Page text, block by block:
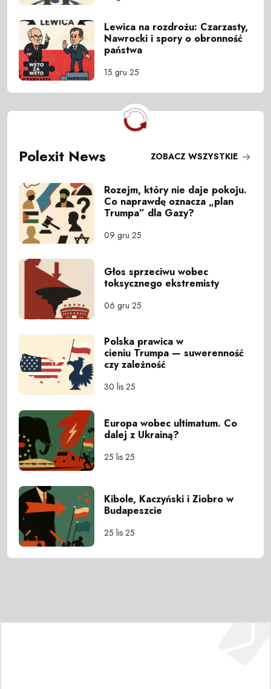
Lewica na rozdrożu: Czarzasty,
Nawrocki i spory o obronność
państwa
15 gru 25
Polexit News ZOBACZ WSZYSTKIE
Rozejm, który nie daje pokoju.
Co naprawdę oznacza „plan
Trumpa” dla Gazy?
09 gru 25
Głos sprzeciwu wobec
toksycznego ekstremisty
06 gru 25
Polska prawica w
cieniu Trumpa — suwerenność
czy zależność
30 lis 25
Europa wobec ultimatum. Co
dalej z Ukrainą?
25 lis 25
Kibole, Kaczyński i Ziobro w
Budapeszcie
25 lis 25